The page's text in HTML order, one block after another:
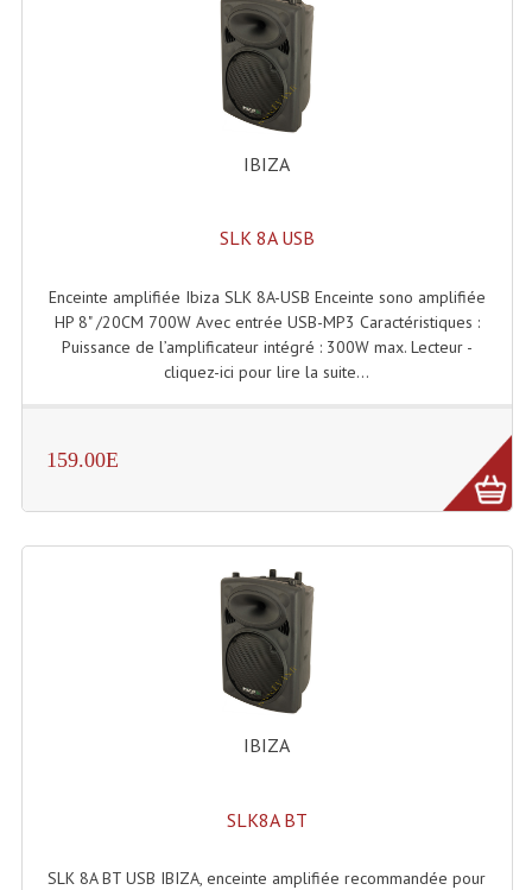
Effets LASERS
Laser Multi-Points
Lasers (Effets Volumetriques)
Effets Lumineux À Leds
Effets Lumineux, Effets Disco
Electronique Commande Light
Dispatches
Filtres Et Divers
Flexibles Lumineux Leds
Lampes Ampoules
Ampoules - Tubes Lumière Noire Black Gun
IBIZA
SLK 8A USB
Enceinte amplifiée Ibiza SLK 8A-USB Enceinte sono amplifiée
HP 8" /20CM 700W Avec entrée USB-MP3 Caractéristiques :
Puissance de l’amplificateur intégré : 300W max. Lecteur -
cliquez-ici pour lire la suite...
159.00E
IBIZA
SLK8A BT
SLK 8A BT USB IBIZA, enceinte amplifiée recommandée pour